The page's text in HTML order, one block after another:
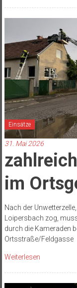
Einsätze
31. Mai 2026
im
Nach der
Loipersbach zog,
durch die Kameraden
Ortsstraße/Feldgasse
Weiterlesen